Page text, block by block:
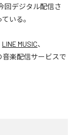
回デジタル配信さ
いる。
LINE MUSIC、
音楽配信サービスで